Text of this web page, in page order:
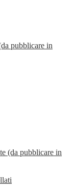
pubblicare in
(da pubblicare in